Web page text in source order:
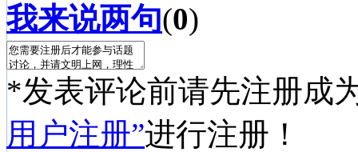
我来说两句(0)
*发表评论前请先注册成
用户注册”进行注册！